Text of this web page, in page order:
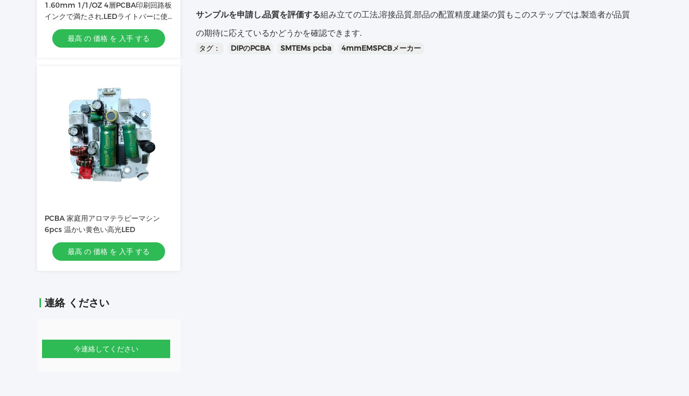
1.60mm 1/1/OZ 4層PCBA印刷回路板
インクで満たされ,LEDライトバーに使
最高 の 価格 を 入手 する
PCBA 家庭用アロマテラピーマシン
6pcs 温かい黄色い高光LED
最高 の 価格 を 入手 する
連絡 ください
今連絡してください
サンプルを申請し,品質を評価する組み立ての工法,溶接品質,部品の配置精度,建築の質もこのステップでは,製造者が品質
の期待に応えているかどうかを確認できます.
タグ： DIPのPCBA SMTEMs pcba 4mmEMSPCBメーカー